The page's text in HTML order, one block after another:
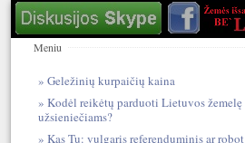
Meniu
Geležinių kurpaičių kaina
Kodėl reikėtų parduoti Lietuvos žemelę
užsieniečiams?
Kas Tu: vulgari​s referendum​inis ar robot